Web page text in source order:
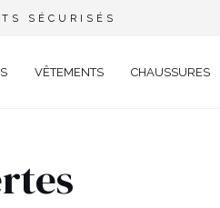
SÉCURISÉS
VÊTEMENTS CHAUSSURES